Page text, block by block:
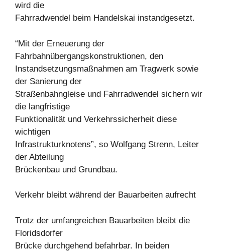
wird die
Fahrradwendel beim Handelskai instandgesetzt.
“Mit der Erneuerung der
Fahrbahnübergangskonstruktionen, den
Instandsetzungsmaßnahmen am Tragwerk sowie
der Sanierung der
Straßenbahngleise und Fahrradwendel sichern wir
die langfristige
Funktionalität und Verkehrssicherheit diese
wichtigen
Infrastrukturknotens”, so Wolfgang Strenn, Leiter
der Abteilung
Brückenbau und Grundbau.
Verkehr bleibt während der Bauarbeiten aufrecht
Trotz der umfangreichen Bauarbeiten bleibt die
Floridsdorfer
Brücke durchgehend befahrbar. In beiden